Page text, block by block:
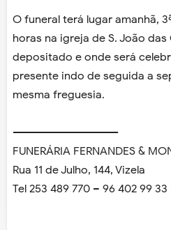
O funeral terá lugar amanhã,
horas na igreja de S. João
depositado e onde será
presente indo de seguida a
mesma freguesia.
------------------------------
FUNERÁRIA FERNANDES &
Rua 11 de Julho, 144, Vizela
Tel 253 489 770 – 96 402 99